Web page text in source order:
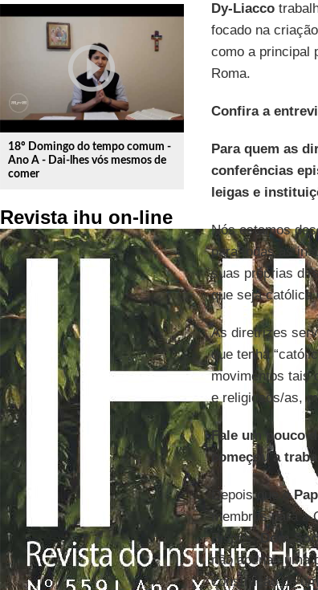
play_circle_outline
18º Domingo do tempo comum -
Ano A - Dai-lhes vós mesmos de
comer
Revista ihu on-line
Dy-Liacco
focado na
como a principal
Roma.
Confira a
Para quem as
conferências
leigas e
Nós estamos
para todas as
suas próprias
que seja católica
As diretrizes
que tenha
movimentos tais
e religiosos/as,
Fale um pouco
começou a
Depois que o
membros para a
Bispos,Dom
não apenas uma
construção de